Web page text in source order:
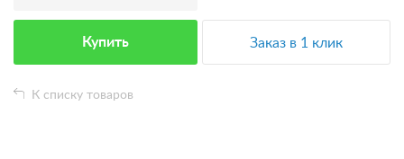
Купить Заказ в 1 клик
К списку товаров